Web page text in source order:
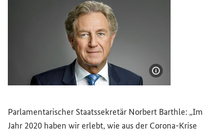
Parlamentarischer Staatssekretär Norbert Barthle: „Im
Jahr 2020 haben wir erlebt, wie aus der Corona-Krise